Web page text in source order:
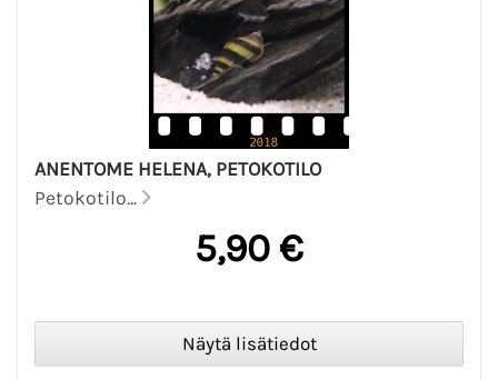
ANENTOME HELENA, PETOKOTILO
Petokotilo...
5,90 €